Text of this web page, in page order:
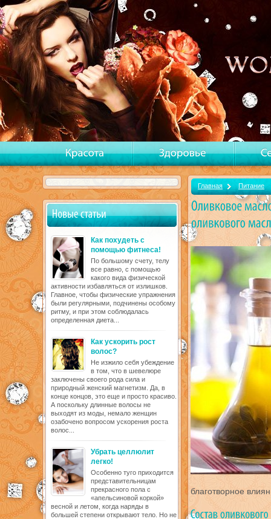
Как похудеть с
помощью фитнеса!
По большому счету, телу
все равно, с помощью
какого вида физической
активности избавляться от излишков.
Главное, чтобы физические упражнения
были регулярными, подчинены особому
ритму, и при этом соблюдалась
определенная диета...
Как ускорить рост
волос?
Не изжило себя убеждение
в том, что в шевелюре
заключены своего рода сила и
природный женский магнетизм. Да, в
конце концов, это еще и просто красиво.
А поскольку длинные волосы не
выходят из моды, немало женщин
озабочено вопросом ускорения роста
волос...
Убрать целлюлит
легко!
Особенно туго приходится
представительницам
прекрасного пола с
«апельсиновой коркой»
весной и летом, когда наряды в
большей степени открывают тело. Но не
Главная Питание
благотворное